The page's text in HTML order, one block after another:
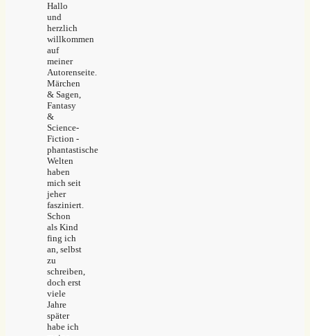
Hallo
und
herzlich
willkommen
auf
meiner
Autorenseite.
Märchen
& Sagen,
Fantasy
&
Science-
Fiction -
phantastische
Welten
haben
mich seit
jeher
fasziniert.
Schon
als Kind
fing ich
an, selbst
zu
schreiben,
doch erst
viele
Jahre
später
habe ich